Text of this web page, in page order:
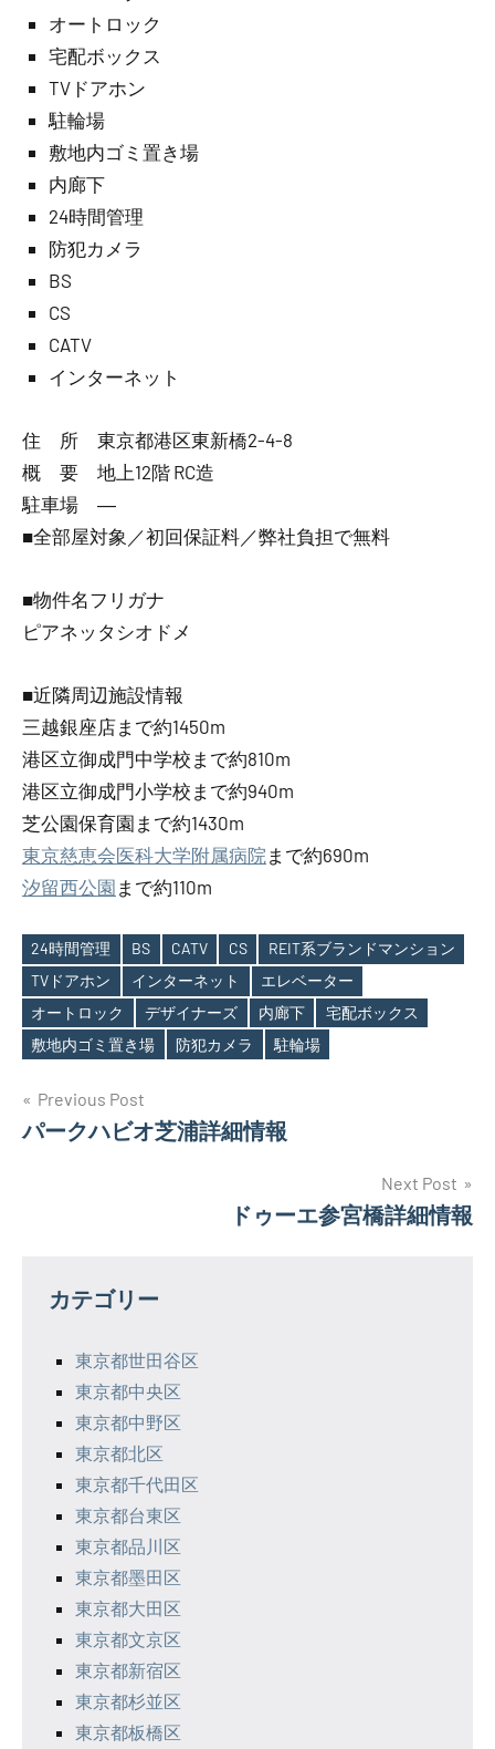
オートロック
宅配ボックス
TVドアホン
駐輪場
敷地内ゴミ置き場
内廊下
24時間管理
防犯カメラ
BS
CS
CATV
インターネット
住 所 東京都港区東新橋2-4-8
概 要 地上12階 RC造
駐車場 ―
■全部屋対象／初回保証料／弊社負担で無料
■物件名フリガナ
ピアネッタシオドメ
■近隣周辺施設情報
三越銀座店まで約1450m
港区立御成門中学校まで約810m
港区立御成門小学校まで約940m
芝公園保育園まで約1430m
東京慈恵会医科大学附属病院 まで約690m
汐留西公園 まで約110m
Tags
24時間管理 BS CATV CS
REIT系ブランドマンション
TVドアホン
インターネット
エレベーター
オートロック
デザイナーズ 内廊下
宅配ボックス
敷地内ゴミ置き場
防犯カメラ 駐輪場
投
稿
ー
Previous Post
パークハビオ芝浦詳細情報
Next Post
ドゥーエ参宮橋詳細情報
カテゴリー
東京都世田谷区
東京都中央区
東京都中野区
東京都北区
東京都千代田区
東京都台東区
東京都品川区
東京都墨田区
東京都大田区
東京都文京区
東京都新宿区
東京都杉並区
東京都板橋区